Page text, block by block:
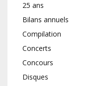
25 ans
Bilans annuels
Compilation
Concerts
Concours
Disques